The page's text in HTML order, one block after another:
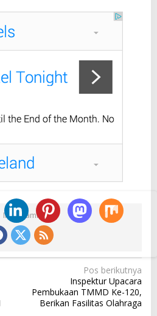
Ikuti Kami
Pos berikutnya
Inspektur Upacara
Pembukaan TMMD Ke-120,
Berikan Fasilitas Olahraga